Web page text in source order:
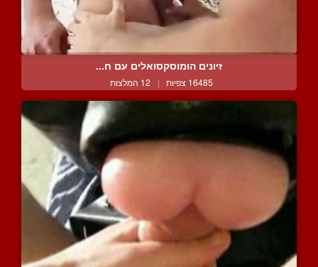
זיונים הומוסקסואלים עם ח...
16485 צפיות | 12 המלצות